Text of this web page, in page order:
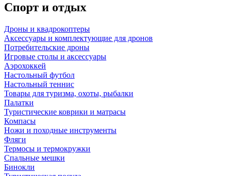
Спорт и отдых
Дроны и квадрокоптеры
Аксессуары и комплектующие для дронов
Потребительские дроны
Игровые столы и аксессуары
Аэрохоккей
Настольный футбол
Настольный теннис
Товары для туризма, охоты, рыбалки
Палатки
Туристические коврики и матрасы
Компасы
Ножи и походные инструменты
Фляги
Термосы и термокружки
Спальные мешки
Бинокли